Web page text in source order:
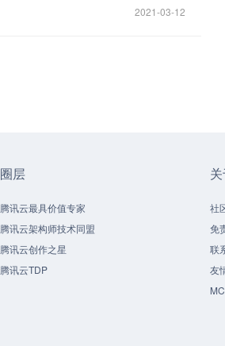
2021-03-12
圈层
腾讯云最具价值专家
腾讯云架构师技术同盟
腾讯云创作之星
腾讯云TDP
社
免
联
友